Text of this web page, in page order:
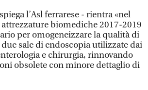
l’Asl ferrarese - rientra «nel
biomediche 2017-2019
per omogeneizzare la qualità di
sale di endoscopia utilizzate dai
e chirurgia, rinnovando
obsolete con minore dettaglio di